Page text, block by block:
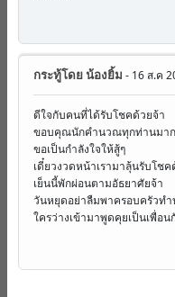
กระทู้โดยน้องยิ้ม - 16 ส.ค
ดีใจกับคนที่ได้รับโชคด้วยจ้า
ขอบคุณนักคำนวณทุกท่านมา
ขอเป็นกำลังใจให้สู้ๆ
เดี๋ยวงวดหน้าเรามาลุ้นรับโช
เย็นนี้พักผ่อนตามอัธยาศัยจ้า
วันหยุดอย่าลืมพาครอบครัวท
ใครว่างเข้ามาพูดคุยเป็นเพื่อน